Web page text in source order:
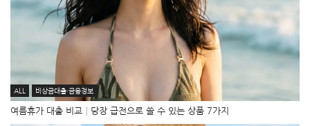
ALL 비상금대출·금융정보
여름휴가 대출 비교│당장 급전으로 쓸 수 있는 상품 7가지